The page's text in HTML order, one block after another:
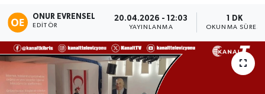
ONUR EVRENSEL
EDITÖR
20.04.2026 - 12:03
YAYINLANMA
1 DK
OKUNMA SÜRESI